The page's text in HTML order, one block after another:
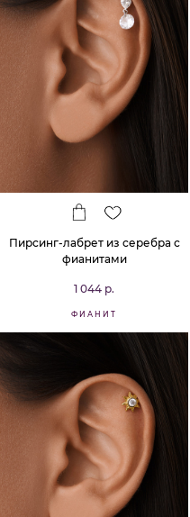
Пирсинг-лабрет из серебра с
фианитами
1 044 р.
ФИАНИТ